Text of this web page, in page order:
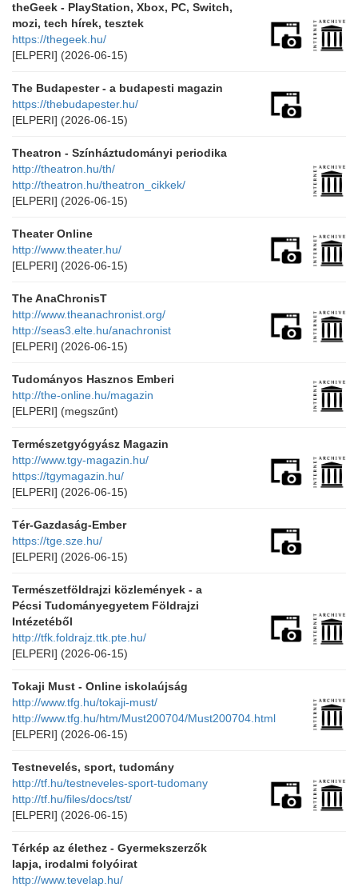
theGeek - PlayStation, Xbox, PC, Switch,
mozi, tech hírek, tesztek
https://thegeek.hu/
[ELPERI] (2026-06-15)
The Budapester - a budapesti magazin
https://thebudapester.hu/
[ELPERI] (2026-06-15)
Theatron - Színháztudományi periodika
http://theatron.hu/th/
http://theatron.hu/theatron_cikkek/
[ELPERI] (2026-06-15)
Theater Online
http://www.theater.hu/
[ELPERI] (2026-06-15)
The AnaChronisT
http://www.theanachronist.org/
http://seas3.elte.hu/anachronist
[ELPERI] (2026-06-15)
Tudományos Hasznos Emberi
http://the-online.hu/magazin
[ELPERI] (megszűnt)
Természetgyógyász Magazin
http://www.tgy-magazin.hu/
https://tgymagazin.hu/
[ELPERI] (2026-06-15)
Tér-Gazdaság-Ember
https://tge.sze.hu/
[ELPERI] (2026-06-15)
Természetföldrajzi közlemények - a
Pécsi Tudományegyetem Földrajzi
Intézetéből
http://tfk.foldrajz.ttk.pte.hu/
[ELPERI] (2026-06-15)
Tokaji Must - Online iskolaújság
http://www.tfg.hu/tokaji-must/
http://www.tfg.hu/htm/Must200704/Must200704.html
[ELPERI] (2026-06-15)
Testnevelés, sport, tudomány
http://tf.hu/testneveles-sport-tudomany
http://tf.hu/files/docs/tst/
[ELPERI] (2026-06-15)
Térkép az élethez - Gyermekszerzők
lapja, irodalmi folyóirat
http://www.tevelap.hu/